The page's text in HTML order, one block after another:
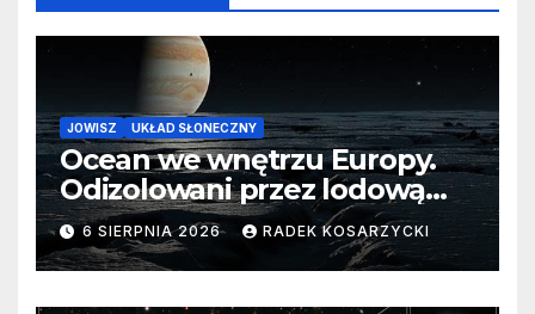
JOWISZ UKŁAD SŁONECZNY
Ocean we wnętrzu Europy.
Odizolowani przez lodową
barierę
6 SIERPNIA 2026 RADEK KOSARZYCKI